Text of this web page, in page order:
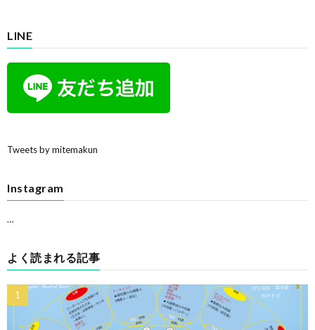
LINE
Tweets by mitemakun
Instagram
…
よく読まれる記事